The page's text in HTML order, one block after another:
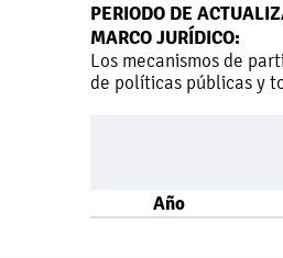
PERIODO DE
MARCO JURÍDICO:
Los mecanismos de
de políticas públicas y
Año